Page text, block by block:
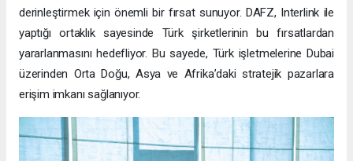
derinleştirmek için önemli bir fırsat sunuyor. DAFZ, Interlink ile
yaptığı ortaklık sayesinde Türk şirketlerinin bu fırsatlardan
yararlanmasını hedefliyor. Bu sayede, Türk işletmelerine Dubai
üzerinden Orta Doğu, Asya ve Afrika’daki stratejik pazarlara
erişim imkanı sağlanıyor.